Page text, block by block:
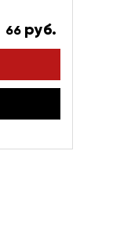
66 руб.